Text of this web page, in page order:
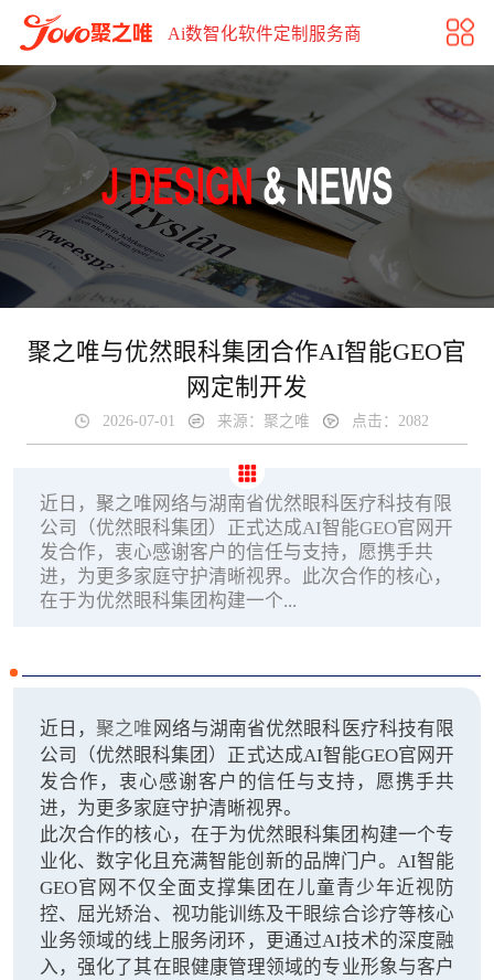
聚之唯与优然眼科合作AI智能GEO官网定制开发
Ai数智化软件定制服务商
聚之唯与优然眼科集团合作AI智能GEO官
网定制开发
2026-07-01 来源：聚之唯 点击：2082
近日，聚之唯网络与湖南省优然眼科医疗科技有限
公司（优然眼科集团）正式达成AI智能GEO官网开
发合作，衷心感谢客户的信任与支持，愿携手共
进，为更多家庭守护清晰视界。此次合作的核心，
在于为优然眼科集团构建一个...
近日，聚之唯 网络与湖南省优然眼科医疗科技有限
公司（优然眼科集团）正式达成AI智能GEO官网开
发合作，衷心感谢客户的信任与支持，愿携手共
进，为更多家庭守护清晰视界。
此次合作的核心，在于为优然眼科集团构建一个‌专
业化、数字化且充满智能创新‌的品牌门户。AI智能
GEO官网不仅全面支撑集团在儿童青少年近视防
控、屈光矫治、视功能训练及干眼综合诊疗等核心
业务领域的线上服务闭环，更通过AI技术的深度融
入，强化了其在眼健康管理领域的专业形象与客户